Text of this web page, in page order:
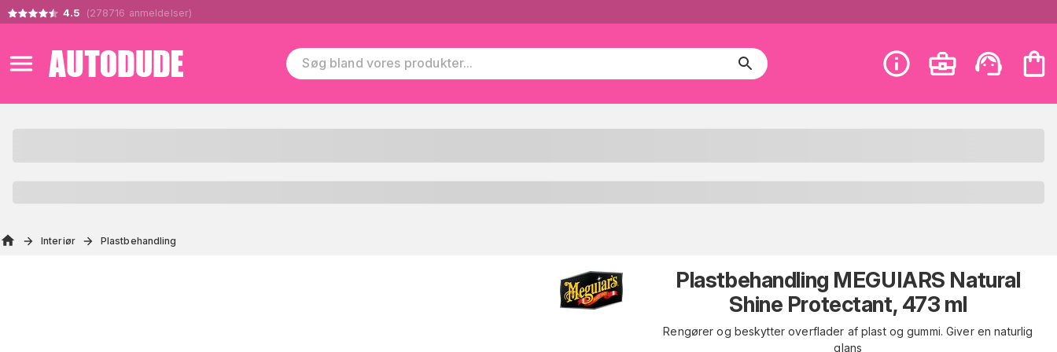
4.5 (278716 anmeldelser)
Interiør Plastbehandling
Plastbehandling MEGUIARS Natural
Shine Protectant, 473 ml
Rengører og beskytter overflader af plast og gummi. Giver en naturlig
glans